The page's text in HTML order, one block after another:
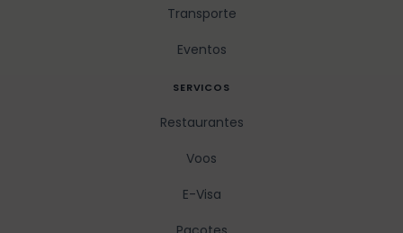
Transporte
Eventos
SERVICOS
Restaurantes
Voos
E-Visa